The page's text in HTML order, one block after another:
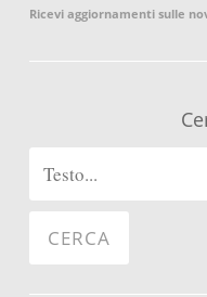
Ricevi aggiornamenti sulle